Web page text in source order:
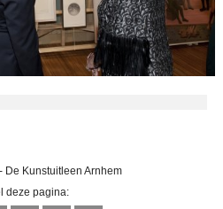
De Kunstuitleen Arnhem
deze pagina: